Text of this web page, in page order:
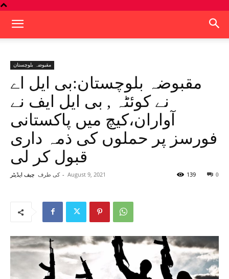
مقبوضہ بلوچستان
مقبوضہ بلوچستان:بی ایل اے
نے کوئٹہ , بی ایل ایف نے
آواران،کیچ میں پاکستانی
فورسز پر حملوں کی ذمہ داری
قبول کر لی
کی طرف چیف ایڈیٹر - August 9, 2021 0
139